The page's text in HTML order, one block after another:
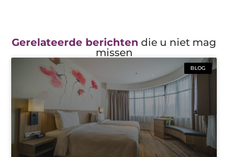
Gerelateerde berichten die u niet mag
missen
BLOG